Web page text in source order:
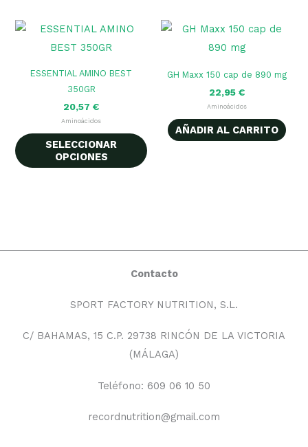
ESSENTIAL AMINO BEST
350GR
20,57€
Aminoácidos
SELECCIONAR
OPCIONES
Este
opciones
se
página
de
GH Maxx 150 cap de 890 mg
22,95 €
Aminoácidos
AÑADIR AL CARRITO
Contacto
SPORT FACTORY NUTRITION, S.L.
C/ BAHAMAS, 15 C.P. 29738 RINCÓN DE LA VICTORIA
(MÁLAGA)
Teléfono: 609 06 10 50
recordnutrition@gmail.com